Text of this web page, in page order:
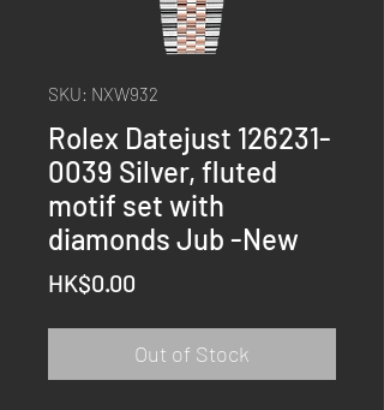
SKU: NXW932
Rolex Datejust 126231-
0039 Silver, fluted
motif set with
diamonds Jub -New
HK$0.00
Out of Stock